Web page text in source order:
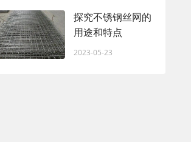
探究不锈钢丝网的
用途和特点
2023-05-23